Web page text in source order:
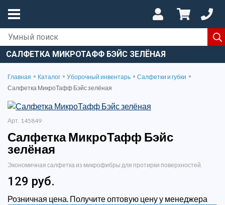
САЛФЕТКА МИКРОТАФФ БЭЙС ЗЕЛЁНАЯ
Главная » Каталог » Уборочный инвентарь » Салфетки и губки »
Салфетка МикроТафф Бэйс зелёная
Арт. 145849
Салфетка МикроТафф Бэйс
зелёная
Экономичная салфетка из микрофибры для протирки поверхностей.
129 руб.
Розничная цена. Получите оптовую цену у менеджера